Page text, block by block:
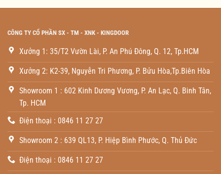
CÔNG TY CỔ PHẦN SX - TM - XNK - KINGDOOR
Xưởng 1: 35/T2 Vườn Lài, P. An Phú Đông, Q. 12, Tp.HCM
Xưởng 2: K2-39, Nguyễn Tri Phương, P. Bửu Hòa,Tp.Biên Hòa
Showroom 1 : 602 Kinh Dương Vương, P. An Lạc, Q. Binh Tân,
Tp. HCM
Điện thoại : 0846 11 27 27
Showroom 2 : 639 QL13, P. Hiệp Bình Phước, Q. Thủ Đức
Điện thoại : 0846 11 27 27